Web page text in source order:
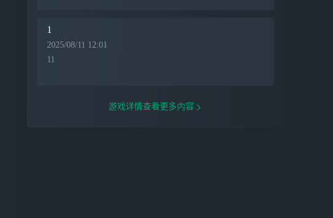
1
2025/08/11 12:01
11
游戏详情查看更多内容